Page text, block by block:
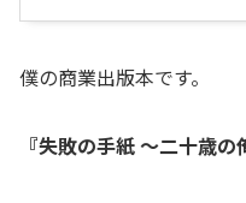
僕の商業出版本です。
『失敗の手紙 〜二十歳の